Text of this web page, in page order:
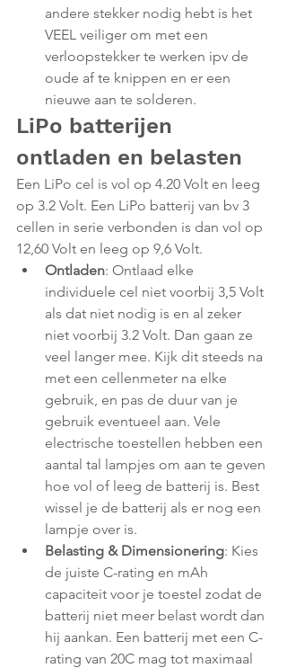
andere stekker nodig hebt is het
VEEL veiliger om met een
verloopstekker te werken ipv de
oude af te knippen en er een
nieuwe aan te solderen.
LiPo batterijen
ontladen en belasten
Een LiPo cel is vol op 4.20 Volt en leeg
op 3.2 Volt. Een LiPo batterij van bv 3
cellen in serie verbonden is dan vol op
12,60 Volt en leeg op 9,6 Volt.
Ontladen: Ontlaad elke
individuele cel niet voorbij 3,5 Volt
als dat niet nodig is en al zeker
niet voorbij 3.2 Volt. Dan gaan ze
veel langer mee. Kijk dit steeds na
met een cellenmeter na elke
gebruik, en pas de duur van je
gebruik eventueel aan. Vele
electrische toestellen hebben een
aantal tal lampjes om aan te geven
hoe vol of leeg de batterij is. Best
wissel je de batterij als er nog een
lampje over is.
Belasting & Dimensionering: Kies
de juiste C-rating en mAh
capaciteit voor je toestel zodat de
batterij niet meer belast wordt dan
hij aankan. Een batterij met een C-
rating van 20C mag tot maximaal